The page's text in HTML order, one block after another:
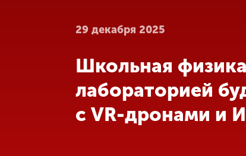
Об университете
Абитуриенту
Обучение
29 декабря 2025
Школьная
лабораторией
с VR-дронами и